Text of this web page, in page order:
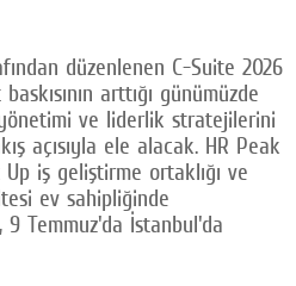
düzenlenen C-Suite 2026
arttığı günümüzde
yönetimi ve liderlik stratejilerini
açısıyla ele alacak. HR Peak
iş geliştirme ortaklığı ve
ev sahipliğinde
Temmuz'da İstanbul'da